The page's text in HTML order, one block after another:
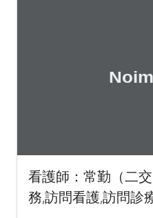
看護師：常勤（二
務,訪問看護,訪問診